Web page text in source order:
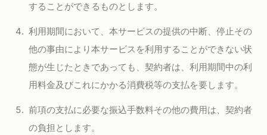
することができるものとします。
利用期間において、本サービスの提供の中断、停止その
他の事由により本サービスを利用することができない状
態が生じたときであっても、契約者は、利用期間中の利
用料金及びこれにかかる消費税等の支払を要します。
前項の支払に必要な振込手数料その他の費用は、契約者
の負担とします。